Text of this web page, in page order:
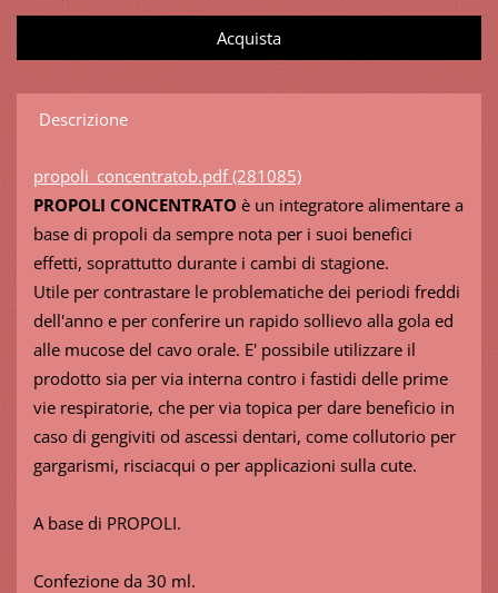
Descrizione
propoli_concentratob.pdf (281085)
PROPOLI CONCENTRATO è un integratore alimentare a
base di propoli da sempre nota per i suoi benefici
effetti, soprattutto durante i cambi di stagione.
Utile per contrastare le problematiche dei periodi freddi
dell'anno e per conferire un rapido sollievo alla gola ed
alle mucose del cavo orale. E' possibile utilizzare il
prodotto sia per via interna contro i fastidi delle prime
vie respiratorie, che per via topica per dare beneficio in
caso di gengiviti od ascessi dentari, come collutorio per
gargarismi, risciacqui o per applicazioni sulla cute.
A base di PROPOLI.
Confezione da 30 ml.